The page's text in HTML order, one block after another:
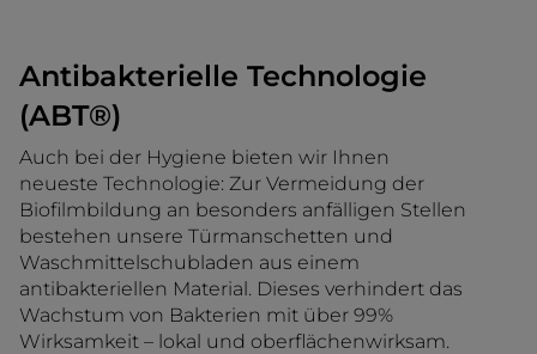
Antibakterielle Technologie
(ABT®)
Auch bei der Hygiene bieten wir Ihnen
neueste Technologie: Zur Vermeidung der
Biofilmbildung an besonders anfälligen Stellen
bestehen unsere Türmanschetten und
Waschmittelschubladen aus einem
antibakteriellen Material. Dieses verhindert das
Wachstum von Bakterien mit über 99%
Wirksamkeit – lokal und oberflächenwirksam.